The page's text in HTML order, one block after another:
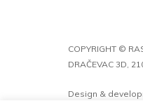
COPYRIGHT ©
DRAČEVAC 3D,
Design &